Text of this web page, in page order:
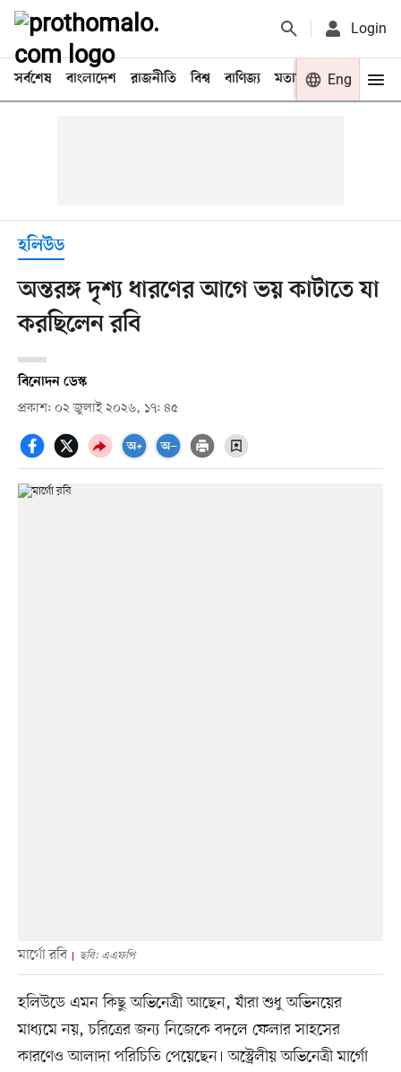
Login
সর্বশেষ বাংলাদেশ রাজনীতি বিশ্ব বাণিজ্য মতামত খেলা
Eng
হলিউড
অন্তরঙ্গ দৃশ্য ধারণের আগে ভয় কাটাতে যা
করছিলেন রবি
বিনোদন ডেস্ক
প্রকাশ: ০২ জুলাই ২০২৬, ১৭: ৪৫
মার্গো রবি ছবি: এএফপি
হলিউডে এমন কিছু অভিনেত্রী আছেন, যাঁরা শুধু অভিনয়ের
মাধ্যমে নয়, চরিত্রের জন্য নিজেকে বদলে ফেলার সাহসের
কারণেও আলাদা পরিচিতি পেয়েছেন। অস্ট্রেলীয় অভিনেত্রী মার্গো